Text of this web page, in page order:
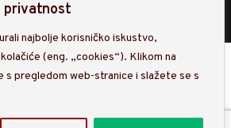
privatnost
najbolje korisničko iskustvo,
(eng. „cookies“). Klikom na
s pregledom web-stranice i slažete se s
Newslettra prihvaćate obradu osobnih
Politici privatnosti
Trgovina
Košarica